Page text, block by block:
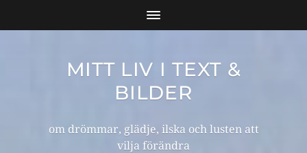
MITT LIV I TEXT &
BILDER
om drömmar, glädje, ilska och lusten att
vilja förändra